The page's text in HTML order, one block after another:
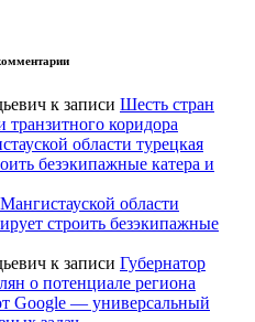
к записи Шесть стран
транзитного коридора
области турецкая
безэкипажные катера и
области
строить безэкипажные
к записи Губернатор
о потенциале региона
Google — универсальный